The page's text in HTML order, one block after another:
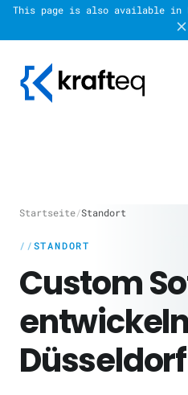
This page is also available in
Startseite/Standort
STANDORT
Custom
Düsseldorf